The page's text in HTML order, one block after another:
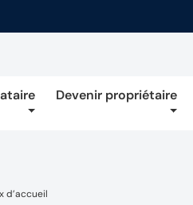
Devenir propriétaire
d’accueil